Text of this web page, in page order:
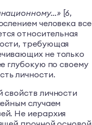
[6,
человека все
относительная
требующая
не только
глубокую по своему
личности.
свойств личности
случаем
Не иерархия